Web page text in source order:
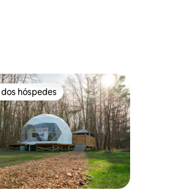
de 5, 262 avaliações
hóspedes
hóspedes